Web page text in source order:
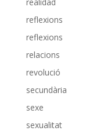
reflexions
reflexions
relacions
revolució
secundària
sexe
sexualitat